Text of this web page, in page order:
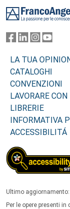
LA TUA
CATALOGHI
CONVENZIONI
LAVORARE CON
LIBRERIE
INFORMATIVA
ACCESSIBILITÁ
Ultimo
Per le opere presenti